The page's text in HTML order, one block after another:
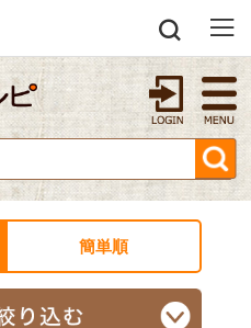
簡単順